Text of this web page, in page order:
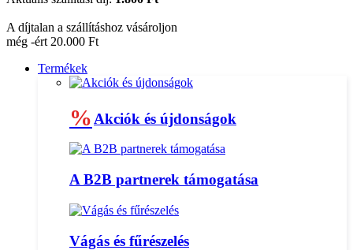
A díjtalan a szállításhoz vásároljon
még -ért 20.000 Ft
Termékek
% Akciók és újdonságok
A B2B partnerek támogatása
Vágás és fűrészelés